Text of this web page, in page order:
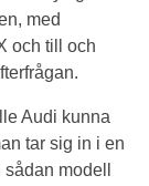
med
och till och
Audi kunna
tar sig in i en
modell